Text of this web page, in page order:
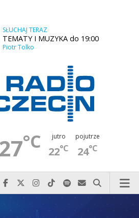
SŁUCHAJ TERAZ
TEMATY I MUZYKA do 19:00
Piotr Tolko
27°C jutro
22°C
pojutrze
24°C
Najlepiej po prostu do nas zadzwoń
Odwiedź nas na Facebook-u
Odwiedź nas na X
Odwiedź nas na Instagram-ie
Odwiedź nas na TikTok-u
Szukaj nas na Spotify
Wyślij do nas
Szukaj